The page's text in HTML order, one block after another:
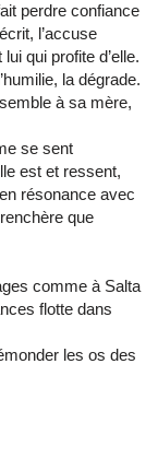
perdre confiance
l’accuse
qui profite d’elle.
la dégrade.
à sa mère,
se sent
est et ressent,
résonance avec
que
comme à Salta
flotte dans
les os des